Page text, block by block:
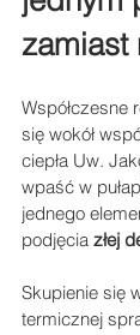
zamiast
Współczesne
się wokół
ciepła Uw.
wpaść w
jednego
podjęcia złej
Skupienie się
termicznej